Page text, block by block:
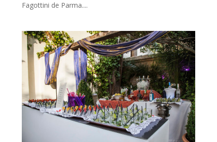
Fagottini de Parma....